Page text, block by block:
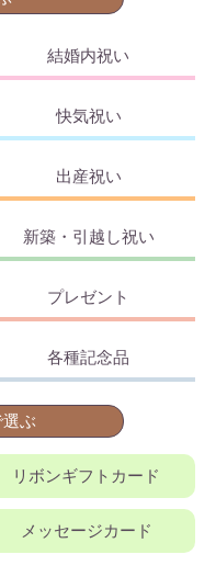
結婚内祝い
快気祝い
出産祝い
新築・引越し祝い
プレゼント
各種記念品
ぶ
リボンギフトカード
メッセージカード